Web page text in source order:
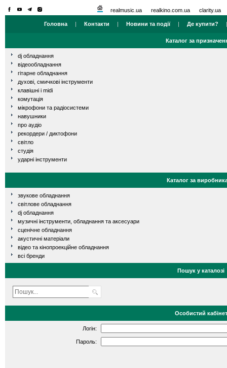
realmusic.ua realkino.com.ua clarity.ua
Головна | Контакти | Новини та події| Де купити?
Каталог за
dj обладнання
відеообладнання
гітарне обладнання
духові, смичкові інструменти
клавішні і midi
комутація
мікрофони та радіосистеми
навушники
про аудіо
рекордери / диктофони
світло
студія
ударні інструменти
Каталог за
звукове обладнання
світлове обладнання
dj обладнання
музичні інструменти, обладнання та аксесуари
сценічне обладнання
акустичні матеріали
відео та кінопроекційне обладнання
всі бренди
Пошук у каталозі
Особистий кабінет
Логін:
Пароль: